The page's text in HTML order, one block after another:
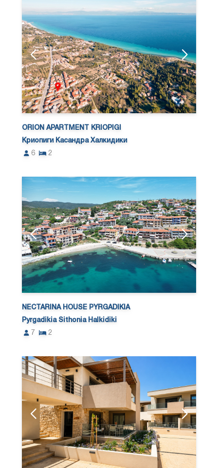
ORION APARTMENT KRIOPIGI
Криопиги Касандра Халкидики
6
2
NECTARINA HOUSE PYRGADIKIA
Pyrgadikia Sithonia Halkidiki
7
2